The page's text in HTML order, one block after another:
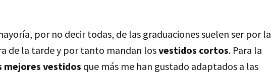
por no decir todas, de las graduaciones suelen ser por la
de la tarde y por tanto mandan losvestidos cortos. Para la
mejores vestidos que más me han gustado adaptados a las